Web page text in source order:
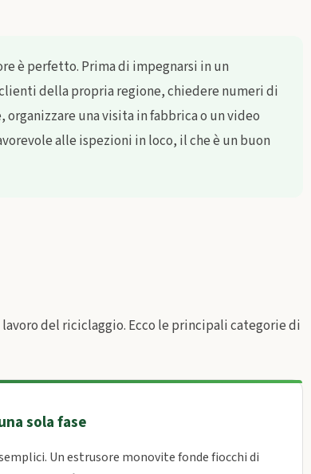
è perfetto. Prima di impegnarsi in un
della propria regione, chiedere numeri di
una visita in fabbrica o un video
alle ispezioni in loco, il che è un buon
del riciclaggio. Ecco le principali categorie di
sola fase
Un estrusore monovite fonde fiocchi di